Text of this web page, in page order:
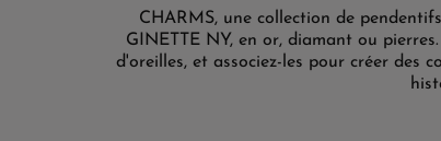
CHARMS, une collection de
GINETTE NY, en or, diamant ou
d'oreilles, et associez-les pour créer des